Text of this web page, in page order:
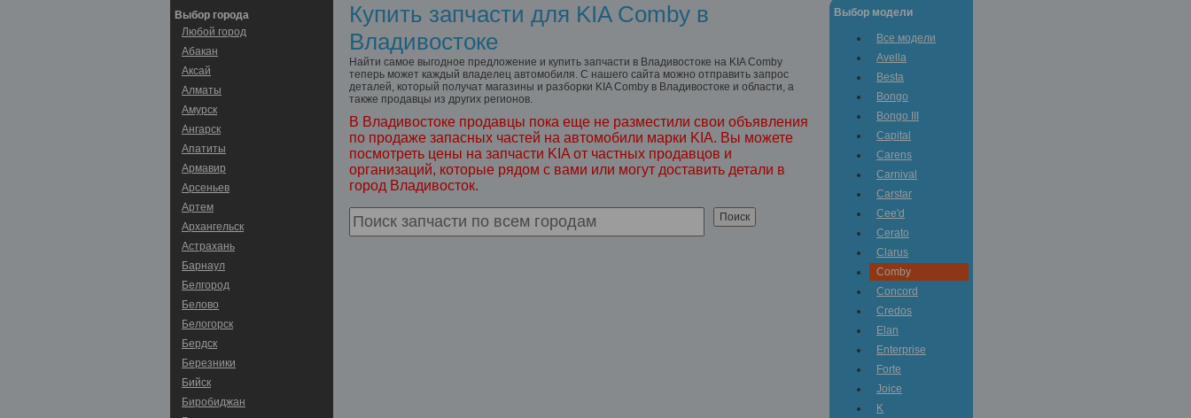
Выбор города
Любой город
Абакан
Аксай
Алматы
Амурск
Ангарск
Апатиты
Армавир
Арсеньев
Артем
Архангельск
Астрахань
Барнаул
Белгород
Белово
Белогорск
Бердск
Березники
Бийск
Биробиджан
Купить запчасти для KIA Comby в
Владивостоке
Найти самое выгодное предложение и купить запчасти в Владивостоке на KIA Comby
теперь может каждый владелец автомобиля. С нашего сайта можно отправить запрос
деталей, который получат магазины и разборки KIA Comby в Владивостоке и области, а
также продавцы из других регионов.
В Владивостоке продавцы пока еще не разместили свои объявления
по продаже запасных частей на автомобили марки KIA. Вы можете
посмотреть цены на запчасти KIA от частных продавцов и
организаций, которые рядом с вами или могут доставить детали в
город Владивосток.
Выбор модели
Все модели
Avella
Besta
Bongo
Bongo III
Capital
Carens
Carnival
Carstar
Cee'd
Cerato
Clarus
Comby
Concord
Credos
Elan
Enterprise
Forte
Joice
K